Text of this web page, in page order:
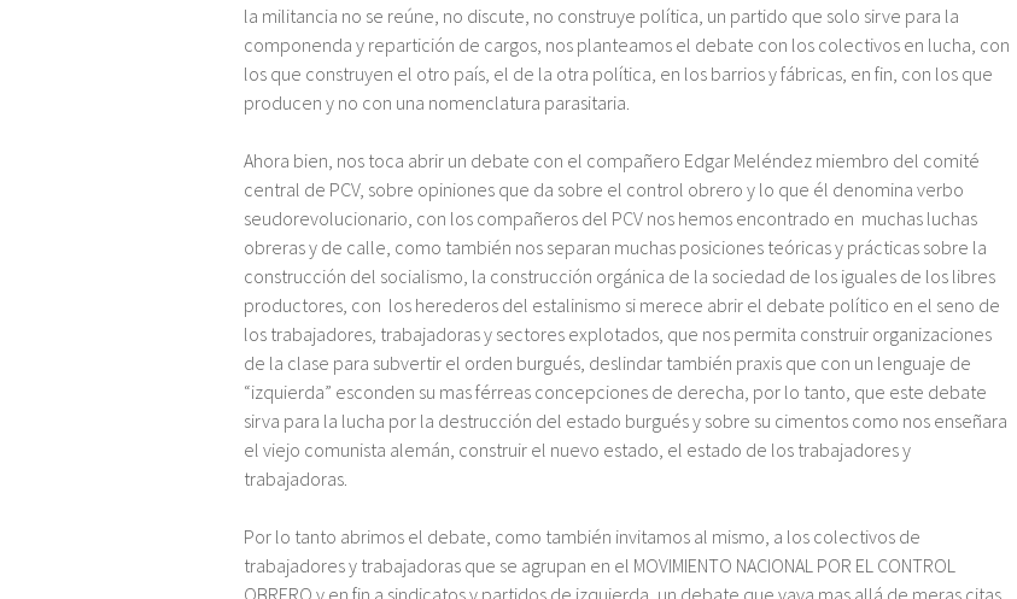
la militancia no se reúne, no discute, no construye política, un partido que solo sirve para la
componenda y repartición de cargos, nos planteamos el debate con los colectivos en lucha, con
los que construyen el otro país, el de la otra política, en los barrios y fábricas, en fin, con los que
producen y no con una nomenclatura parasitaria.
Ahora bien, nos toca abrir un debate con el compañero Edgar Meléndez miembro del comité
central de PCV, sobre opiniones que da sobre el control obrero y lo que él denomina verbo
seudorevolucionario, con los compañeros del PCV nos hemos encontrado en muchas luchas
obreras y de calle, como también nos separan muchas posiciones teóricas y prácticas sobre la
construcción del socialismo, la construcción orgánica de la sociedad de los iguales de los libres
productores, con los herederos del estalinismo si merece abrir el debate político en el seno de
los trabajadores, trabajadoras y sectores explotados, que nos permita construir organizaciones
de la clase para subvertir el orden burgués, deslindar también praxis que con un lenguaje de
“izquierda” esconden su mas férreas concepciones de derecha, por lo tanto, que este debate
sirva para la lucha por la destrucción del estado burgués y sobre su cimentos como nos enseñara
el viejo comunista alemán, construir el nuevo estado, el estado de los trabajadores y
trabajadoras.
Por lo tanto abrimos el debate, como también invitamos al mismo, a los colectivos de
trabajadores y trabajadoras que se agrupan en el MOVIMIENTO NACIONAL POR EL CONTROL
OBRERO y en fin a sindicatos y partidos de izquierda, un debate que vaya mas allá de meras citas,